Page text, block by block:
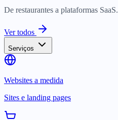
De restaurantes a plataformas SaaS.
Ver todos
Serviços
Websites a medida
Sites e landing pages